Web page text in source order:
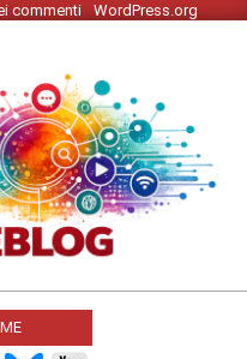
commenti WordPress.org